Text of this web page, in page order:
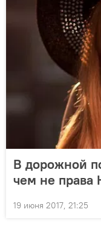
В дорожной
чем не права
19 июня 2017, 21:25